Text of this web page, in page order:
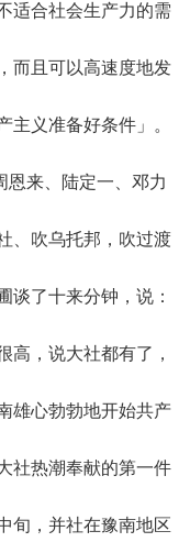
适合社会生产力的需
而且可以高速度地发
主义准备好条件」。
恩来、陆定一、邓力
、吹乌托邦，吹过渡
谈了十来分钟，说：
高，说大社都有了，
雄心勃勃地开始共产
社热潮奉献的第一件
旬，并社在豫南地区